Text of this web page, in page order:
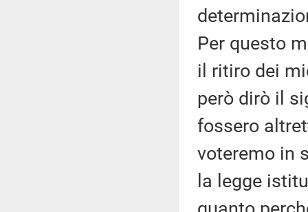
Per questo
il ritiro dei
però dirò il
fossero
voteremo in
la legge